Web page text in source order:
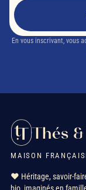
En vous inscrivant, vous
Thés
MAISON
❤️ Héritage, savoir-